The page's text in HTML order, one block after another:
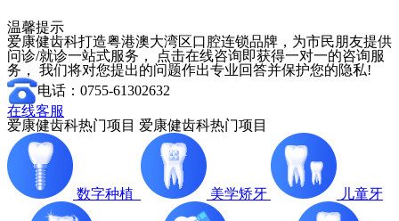
温馨提示
爱康健齿科打造粤港澳大湾区口腔连锁品牌，为市民朋友提供
问诊/就诊一站式服务， 点击在线咨询即获得一对一的咨询服
务， 我们将对您提出的问题作出专业回答并保护您的隐私!
电话：0755-61302632
在线客服
爱康健齿科热门项目 爱康健齿科热门项目
数字种植 美学矫牙 儿童牙